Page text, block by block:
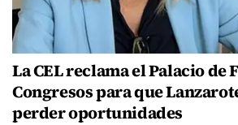
La CEL reclama el Palacio de
Congresos para que
perder oportunidades